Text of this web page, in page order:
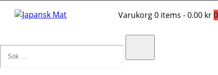
Varukorg0 items -0.00 kr0